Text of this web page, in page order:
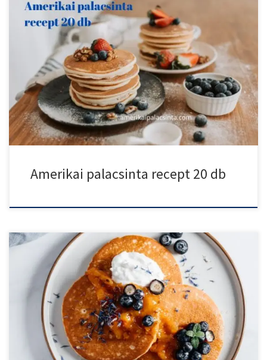
Ha nagyobb családi reggelit vagy baráti összejövetelt tervezel, és
szeretnél […]
Amerikai palacsinta recept 20 db
Isteni finom túrós amerikai palacsinta, amely tökéletes
kombinációja a klasszikus […]